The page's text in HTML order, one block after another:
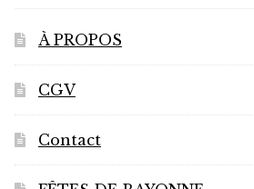
À PROPOS
CGV
Contact